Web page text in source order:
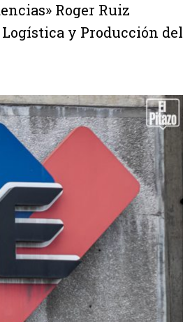
Roger Ruiz
y Producción del